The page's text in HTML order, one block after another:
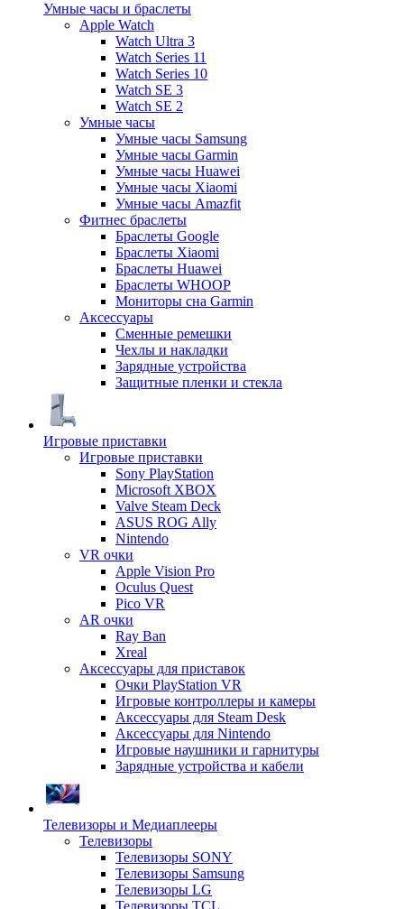
Умные часы и браслеты
Apple Watch
Watch Ultra 3
Watch Series 11
Watch Series 10
Watch SE 3
Watch SE 2
Умные часы
Умные часы Samsung
Умные часы Garmin
Умные часы Huawei
Умные часы Xiaomi
Умные часы Amazfit
Фитнес браслеты
Браслеты Google
Браслеты Xiaomi
Браслеты Huawei
Браслеты WHOOP
Мониторы сна Garmin
Аксессуары
Сменные ремешки
Чехлы и накладки
Зарядные устройства
Защитные пленки и стекла
Игровые приставки
Игровые приставки
Sony PlayStation
Microsoft XBOX
Valve Steam Deck
ASUS ROG Ally
Nintendo
VR очки
Apple Vision Pro
Oculus Quest
Pico VR
AR очки
Ray Ban
Xreal
Аксессуары для приставок
Очки PlayStation VR
Игровые контроллеры и камеры
Аксессуары для Steam Desk
Аксессуары для Nintendo
Игровые наушники и гарнитуры
Зарядные устройства и кабели
Телевизоры и Медиаплееры
Телевизоры
Телевизоры SONY
Телевизоры Samsung
Телевизоры LG
Телевизоры TCL